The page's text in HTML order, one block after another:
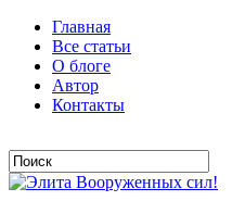
Главная
Все статьи
О блоге
Автор
Контакты